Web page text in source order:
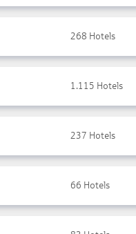
268 Hotels
1.115 Hotels
237 Hotels
66 Hotels